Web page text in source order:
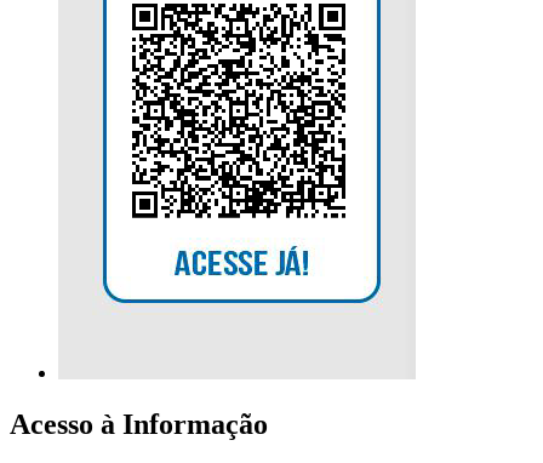
Acesso à Informação